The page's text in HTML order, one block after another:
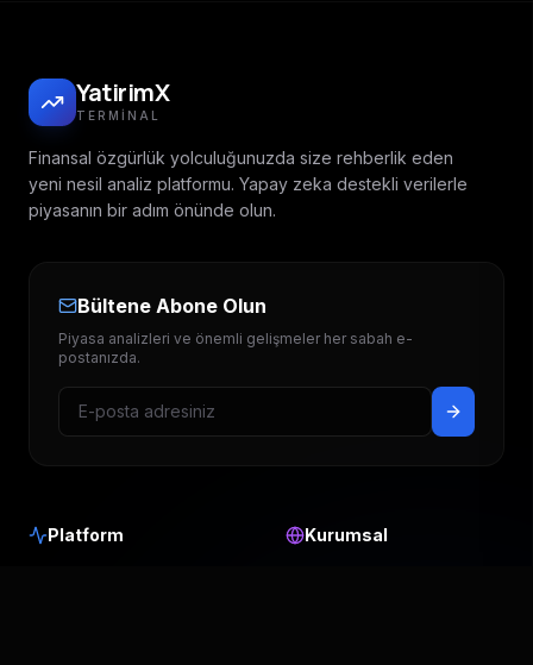
YatirimX
TERMINAL
Finansal özgürlük yolculuğunuzda size rehberlik eden
yeni nesil analiz platformu. Yapay zeka destekli verilerle
piyasanın bir adım önünde olun.
Bültene Abone Olun
Piyasa analizleri ve önemli gelişmeler her sabah e-
postanızda.
Platform Kurumsal